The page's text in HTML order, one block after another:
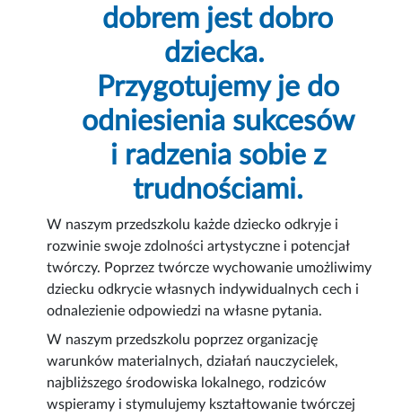
dobrem jest dobro
dziecka.
Przygotujemy je do
odniesienia sukcesów
i radzenia sobie z
trudnościami.
W naszym przedszkolu każde dziecko odkryje i
rozwinie swoje zdolności artystyczne i potencjał
twórczy. Poprzez twórcze wychowanie umożliwimy
dziecku odkrycie własnych indywidualnych cech i
odnalezienie odpowiedzi na własne pytania.
W naszym przedszkolu poprzez organizację
warunków materialnych, działań nauczycielek,
najbliższego środowiska lokalnego, rodziców
wspieramy i stymulujemy kształtowanie twórczej